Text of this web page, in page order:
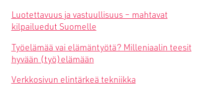
Luotettavuus ja vastuullisuus – mahtavat
kilpailuedut Suomelle
Työelämää vai elämäntyötä? Milleniaalin teesit
hyvään (työ)elämään
Verkkosivun elintärkeä tekniikka